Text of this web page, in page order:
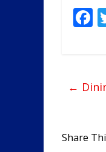
F
o
k
←
Share